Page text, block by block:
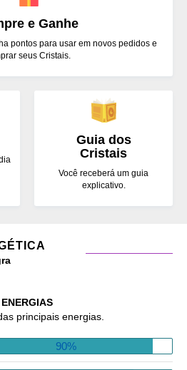
e Ganhe
pontos para usar em novos pedidos e
seus Cristais.
Guia dos
Cristais
Você receberá um guia
explicativo.
ENERGIAS
principais energias.
90%